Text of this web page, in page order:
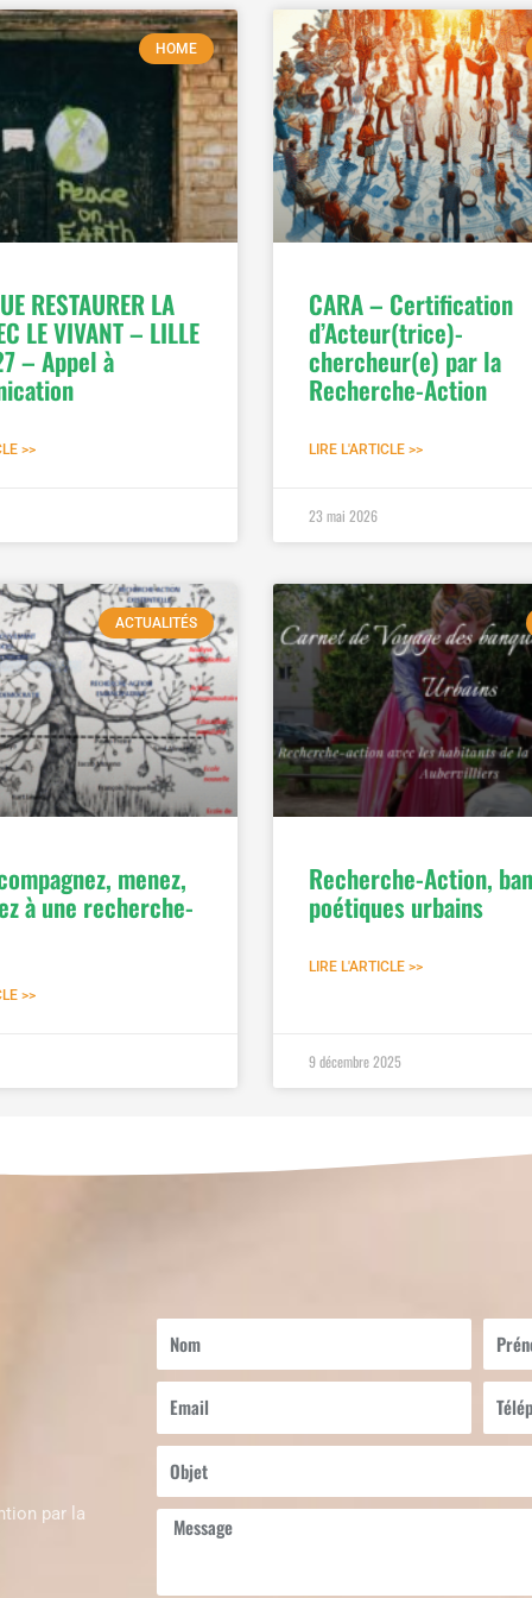
HOME
RESTAURER LA
LE VIVANT – LILLE
– Appel à
>>
CARA – Certification
d’Acteur(trice)-
chercheur(e) par la
Recherche-Action
LIRE L'ARTICLE >>
23 mai 2026
ACTUALITÉS
menez,
à une recherche-
>>
Recherche-Action,
poétiques urbains
LIRE L'ARTICLE >>
9 décembre 2025
par la
Message